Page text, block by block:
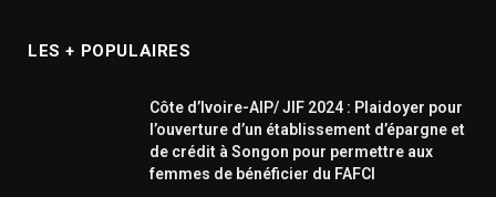
LES + POPULAIRES
Côte d’Ivoire-AIP/ JIF 2024 : Plaidoyer pour
l’ouverture d’un établissement d’épargne et
de crédit à Songon pour permettre aux
femmes de bénéficier du FAFCI